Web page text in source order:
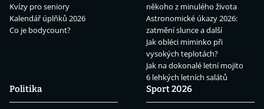
Kvízy pro seniory
Kalendář úplňků 2026
Co je bodycount?
někoho z minulého života
Astronomické úkazy 2026:
zatmění slunce a další
Jak obléci miminko při
vysokých teplotách?
Jak na dokonalé letní mojito
6 lehkých letních salátů
Politika
Sport 2026